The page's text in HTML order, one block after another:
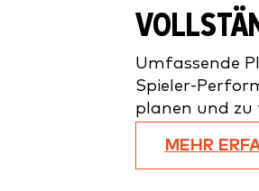
Umfassende
Spieler-
planen und zu
MEHR